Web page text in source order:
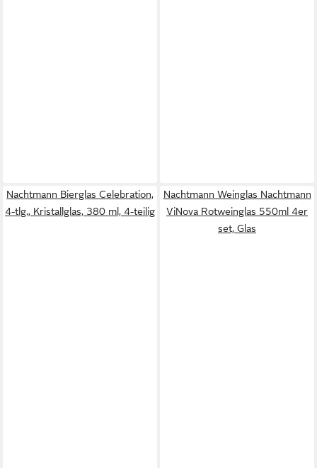
Nachtmann Bierglas Celebration,
4-tlg., Kristallglas, 380 ml, 4-teilig
Nachtmann Weinglas Nachtmann
ViNova Rotweinglas 550ml 4er
set, Glas